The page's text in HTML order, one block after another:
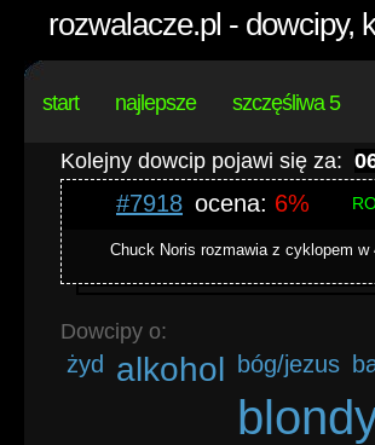
rozwalacze.pl - dowcipy,
start najlepsze szczęśliwa 5
Kolejny dowcip pojawi się za:
#7918 ocena: 6%
Chuck Noris rozmawia z cyklopem w
Dowcipy o:
żyd alkohol bóg/jezus